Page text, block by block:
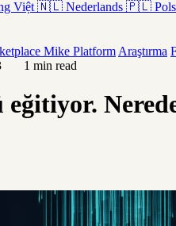
Việt 🇳🇱 Nederlands 🇵🇱
Mike Platform Araştırma
1 min read